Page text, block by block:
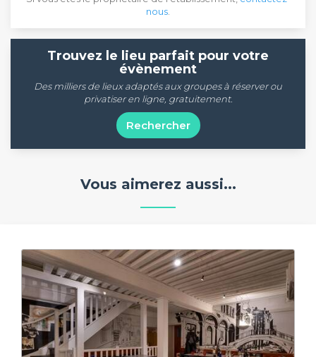
nous
Trouvez le lieu parfait pour votre
évènement
Des milliers de lieux adaptés aux groupes à réserver ou
privatiser en ligne, gratuitement.
Rechercher
Vous aimerez aussi...